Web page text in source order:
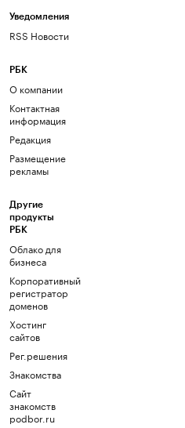
Уведомления
RSS Новости
РБК
О компании
Контактная
информация
Редакция
Размещение
рекламы
Другие
продукты
РБК
Облако для
бизнеса
Корпоративный
регистратор
доменов
Хостинг
сайтов
Рег.решения
Знакомства
Сайт
знакомств
podbor.ru